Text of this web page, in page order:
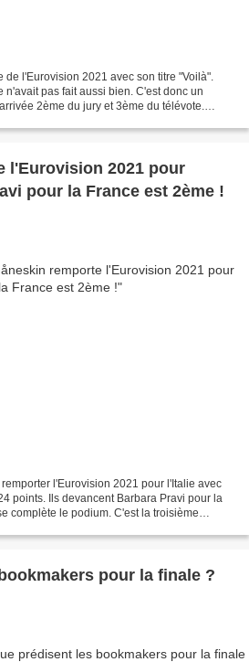
de l'Eurovision 2021 avec son titre "Voilà".
n'avait pas fait aussi bien. C'est donc un
2ème du jury et 3ème du télévote.
l'Eurovision 2021 pour
pour la France est 2ème !
l'Eurovision 2021 pour l'Italie avec
points. Ils devancent Barbara Pravi pour la
complète le podium. C'est la troisième
pour la finale ?